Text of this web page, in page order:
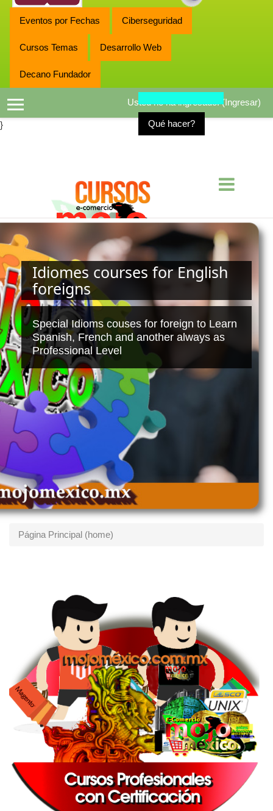
Eventos por Fechas Ciberseguridad
Cursos Temas Desarrollo Web
Decano Fundador
Pánel lateral Usted no ha ingresado. (Ingresar)
Qué hacer?
}
Idiomes courses for English
foreigns
Special Idioms couses for foreign to Learn
Spanish, French and another always as
Professional Level
Página Principal (home)